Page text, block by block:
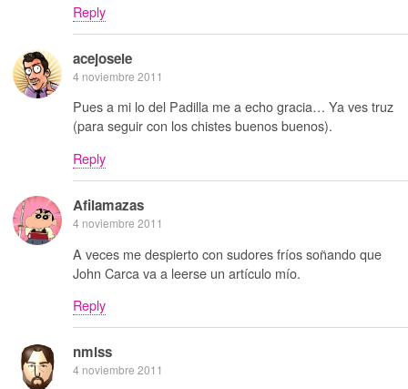
Reply
acejosele
4 noviembre 2011
Pues a mi lo del Padilla me a echo gracia… Ya ves truz
(para seguir con los chistes buenos buenos).
Reply
Afilamazas
4 noviembre 2011
A veces me despierto con sudores fríos soñando que
John Carca va a leerse un artículo mío.
Reply
nmlss
4 noviembre 2011